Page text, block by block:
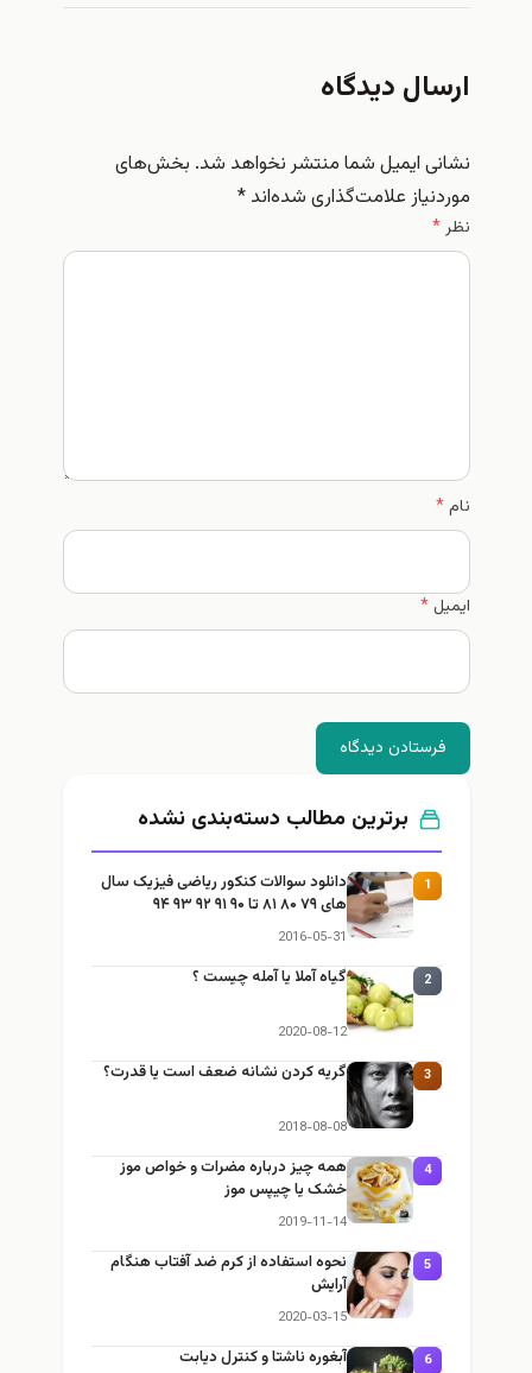
ارسال دیدگاه
نشانی ایمیل شما منتشر نخواهد شد. بخش‌های
موردنیاز علامت‌گذاری شده‌اند*
نظر*
نام*
ایمیل*
فرستادن دیدگاه
برترین مطالب دسته‌بندی نشده
1
دانلود سوالات کنکور ریاضی فیزیک سال
های ۷۹ ۸۰ ۸۱ تا ۹۰ ۹۱ ۹۲ ۹۳ ۹۴
2016-05-31
2 گیاه آملا یا آمله چیست ؟
2020-08-12
3 گریه کردن نشانه ضعف است یا قدرت؟
2018-08-08
4
همه چیز درباره مضرات و خواص موز
خشک یا چیپس موز
2019-11-14
5
نحوه استفاده از کرم ضد آفتاب هنگام
آرایش
2020-03-15
6 آبغوره ناشتا و کنترل دیابت